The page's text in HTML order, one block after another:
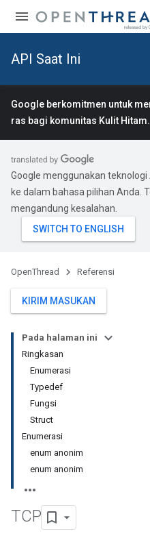
API Saat Ini
Google berkomitmen untuk
ras bagi komunitas Kulit Hitam.
Google menggunakan
ke dalam bahasa pilihan Anda.
mengandung kesalahan.
OpenThread Referensi
KIRIM MASUKAN
Pada halaman ini
Ringkasan
Enumerasi
Typedef
Fungsi
Struct
Enumerasi
enum anonim
enum anonim
TCP